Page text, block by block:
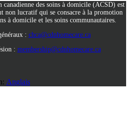
canadienne des soins à domicile (ACSD) est
non lucratif qui se consacre à la promotion
à domicile et les soins communautaires.
: chca@cdnhomecare.ca
: membership@cdnhomecare.ca
Anglais